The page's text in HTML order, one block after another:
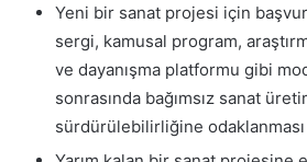
Yeni bir sanat projesi için
sergi, kamusal program,
ve dayanışma platformu gibi
sonrasında bağımsız sanat
sürdürülebilirliğine odaklanması